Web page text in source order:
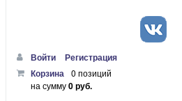
Войти
Регистрация
Корзина 0 позиций
на сумму0 руб.